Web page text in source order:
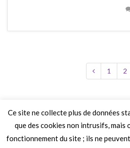
1 2
LIRE PLUS
Ce site ne collecte plus de données
que des cookies non intrusifs,
fonctionnement du site ; ils ne